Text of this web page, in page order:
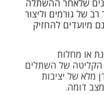
שלאחר ההשתלה
של גורמים וליצור
מיועדים להחזיק
או מחלות
הקליטה של השתלים
מלא של יציבות
דומה.